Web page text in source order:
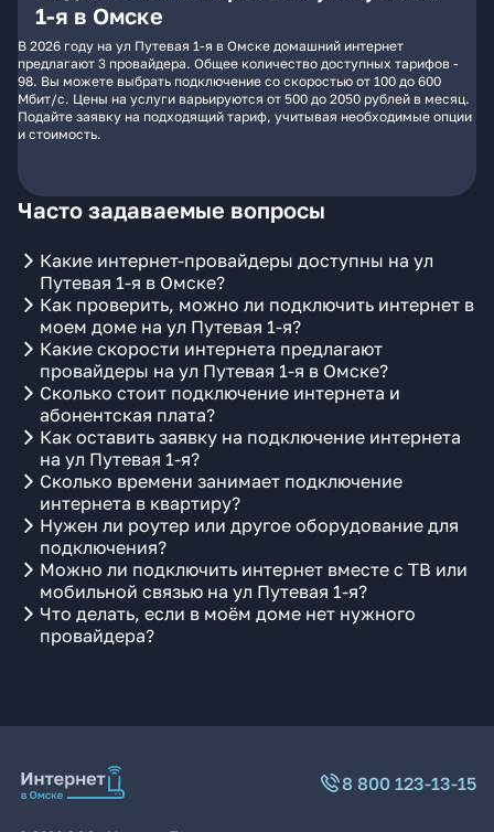
1-я в Омске
В 2026 году на ул Путевая 1-я в Омске домашний интернет
предлагают 3 провайдера. Общее количество доступных тарифов -
98. Вы можете выбрать подключение со скоростью от 100 до 600
Мбит/с. Цены на услуги варьируются от 500 до 2050 рублей в месяц.
Подайте заявку на подходящий тариф, учитывая необходимые опции
и стоимость.
Часто задаваемые вопросы
Какие интернет-провайдеры доступны на ул
Путевая 1-я в Омске?
Как проверить, можно ли подключить интернет в
моем доме на ул Путевая 1-я?
Какие скорости интернета предлагают
провайдеры на ул Путевая 1-я в Омске?
Сколько стоит подключение интернета и
абонентская плата?
Как оставить заявку на подключение интернета
на ул Путевая 1-я?
Сколько времени занимает подключение
интернета в квартиру?
Нужен ли роутер или другое оборудование для
подключения?
Можно ли подключить интернет вместе с ТВ или
мобильной связью на ул Путевая 1-я?
Что делать, если в моём доме нет нужного
провайдера?
8 800 123-13-15